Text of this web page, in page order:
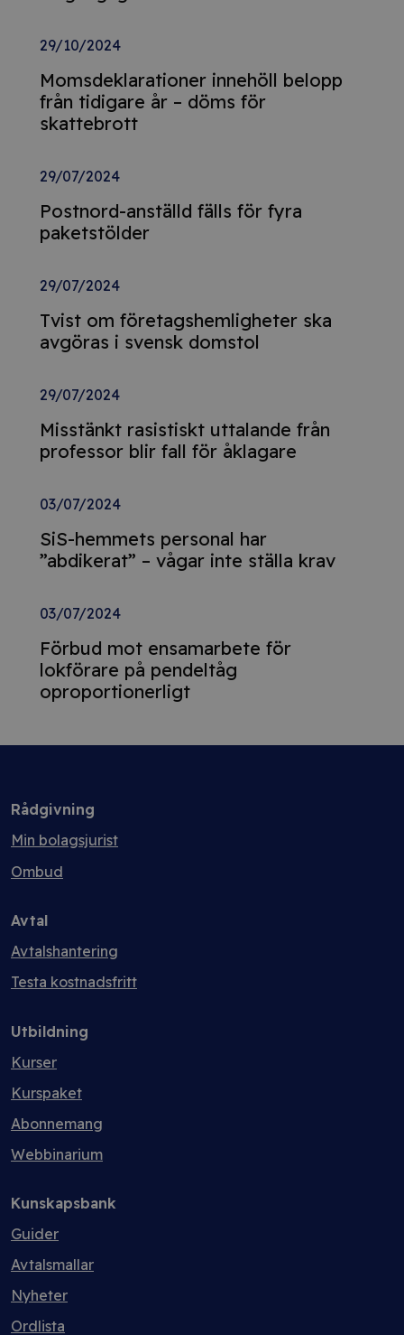
29/10/2024
Momsdeklarationer innehöll belopp
från tidigare år – döms för
skattebrott
29/07/2024
Postnord-anställd fälls för fyra
paketstölder
29/07/2024
Tvist om företagshemligheter ska
avgöras i svensk domstol
29/07/2024
Misstänkt rasistiskt uttalande från
professor blir fall för åklagare
03/07/2024
SiS-hemmets personal har
”abdikerat” – vågar inte ställa krav
03/07/2024
Förbud mot ensamarbete för
lokförare på pendeltåg
oproportionerligt
Rådgivning
Min bolagsjurist
Ombud
Avtal
Avtalshantering
Testa kostnadsfritt
Utbildning
Kurser
Kurspaket
Abonnemang
Webbinarium
Kunskapsbank
Guider
Avtalsmallar
Nyheter
Ordlista